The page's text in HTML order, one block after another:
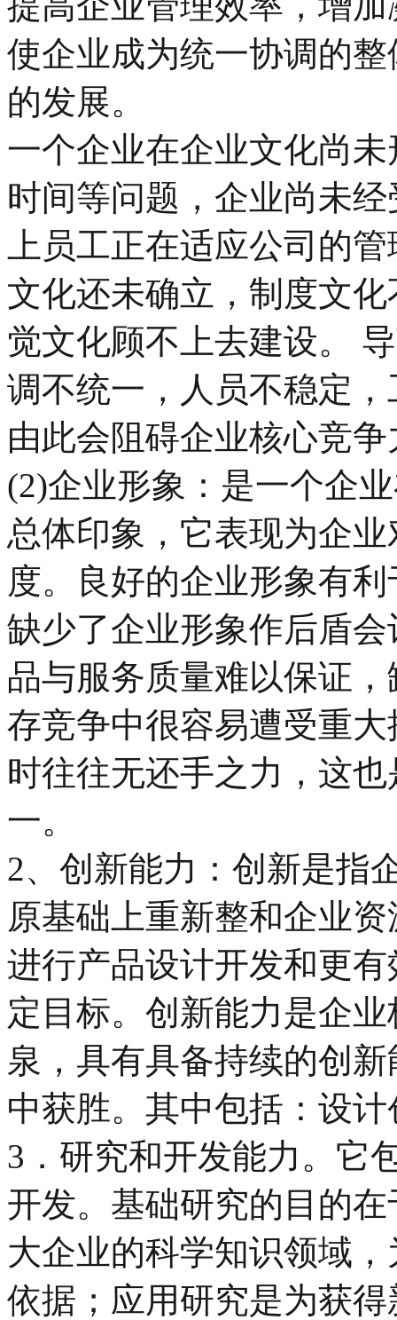
使企业成为统一协调的
的发展。
一个企业在企业文化尚
时间等问题，企业尚未
上员工正在适应公司的
文化还未确立，制度文
觉文化顾不上去建设。
调不统一，人员不稳定
由此会阻碍企业核心竞
(2)企业形象：是一个企
总体印象，它表现为企
度。良好的企业形象有
缺少了企业形象作后盾
品与服务质量难以保证
存竞争中很容易遭受重
时往往无还手之力，这
一。
2、创新能力：创新是指
原基础上重新整和企业资
进行产品设计开发和更
定目标。创新能力是企
泉，具有具备持续的创
中获胜。其中包括：设
3．研究和开发能力。它
开发。基础研究的目的在
大企业的科学知识领域
依据；应用研究是为获